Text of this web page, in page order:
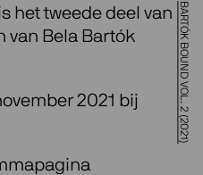
BARTÓK BOUND VOL. 2 (2021)
het tweede deel van
van Bela Bartók
2021 bij